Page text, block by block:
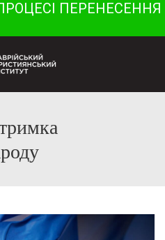
ПЕРЕНЕСЕННЯ